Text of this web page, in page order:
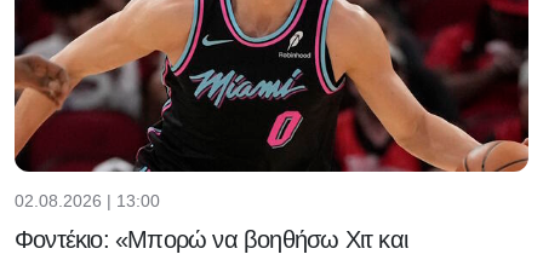
02.08.2026 | 13:00
Φοντέκιο: «Μπορώ να βοηθήσω Χιτ και